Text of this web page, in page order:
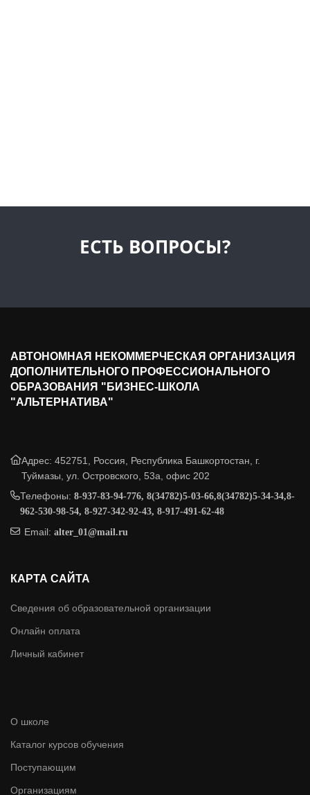
ЕСТЬ ВОПРОСЫ?
АВТОНОМНАЯ НЕКОММЕРЧЕСКАЯ ОРГАНИЗАЦИЯ
ДОПОЛНИТЕЛЬНОГО ПРОФЕССИОНАЛЬНОГО
ОБРАЗОВАНИЯ "БИЗНЕС-ШКОЛА
"АЛЬТЕРНАТИВА"
Адрес: 452751, Россия, Республика Башкортостан, г.
Туймазы, ул. Островского, 53а, офис 202
Телефоны: 8-937-83-94-776, 8(34782)5-03-66,8(34782)5-34-34,8-
962-530-98-54, 8-927-342-92-43, 8-917-491-62-48
Email: alter_01@mail.ru
КАРТА САЙТА
Сведения об образовательной организации
Онлайн оплата
Личный кабинет
О школе
Каталог курсов обучения
Поступающим
Организациям